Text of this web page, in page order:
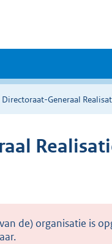
Directoraat-Generaal
de) organisatie is